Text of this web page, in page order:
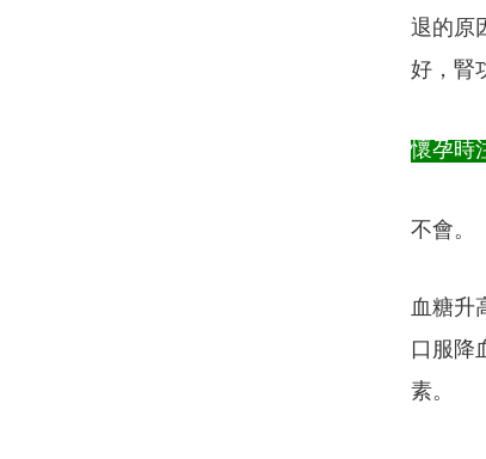
退的原
好，腎
懷孕時
不會。
血糖升
口服降
素。